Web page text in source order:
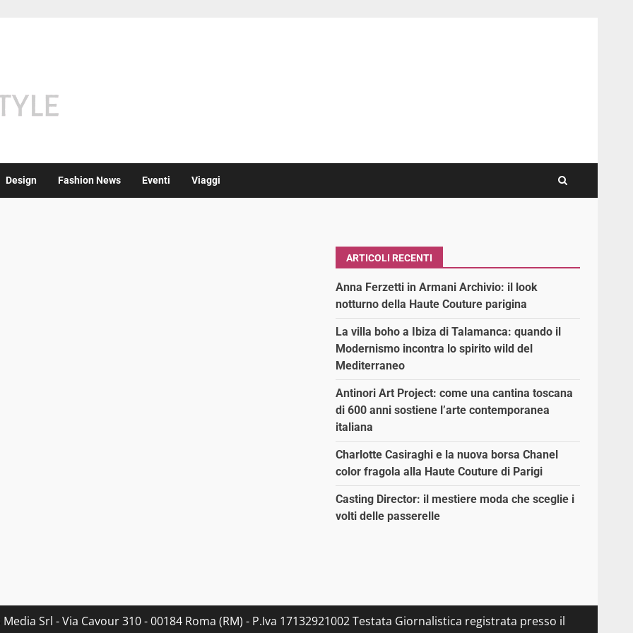
Design Fashion News Eventi Viaggi
ARTICOLI RECENTI
Anna Ferzetti in Armani Archivio: il look
notturno della Haute Couture parigina
La villa boho a Ibiza di Talamanca: quando il
Modernismo incontra lo spirito wild del
Mediterraneo
Antinori Art Project: come una cantina toscana
di 600 anni sostiene l’arte contemporanea
italiana
Charlotte Casiraghi e la nuova borsa Chanel
color fragola alla Haute Couture di Parigi
Casting Director: il mestiere moda che sceglie i
volti delle passerelle
Srl - Via Cavour 310 - 00184 Roma (RM) - P.Iva 17132921002 Testata Giornalistica registrata presso il